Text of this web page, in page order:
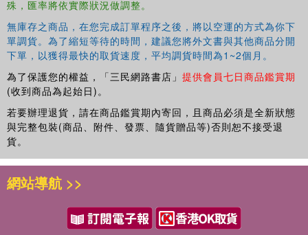
殊，匯率將依實際狀況做調整。
無庫存之商品，在您完成訂單程序之後，將以空運的方式為你下
單調貨。為了縮短等待的時間，建議您將外文書與其他商品分開
下單，以獲得最快的取貨速度，平均調貨時間為1~2個月。
為了保護您的權益，「三民網路書店」 提供會員七日商品鑑賞期
(收到商品為起始日)。
若要辦理退貨，請在商品鑑賞期內寄回，且商品必須是全新狀態
與完整包裝(商品、附件、發票、隨貨贈品等)否則恕不接受退
貨。
網站導航 >>